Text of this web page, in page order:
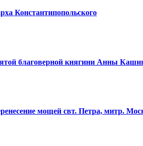
Константипопольского
благоверной княгини Анны
мощей свт. Петра, митр.